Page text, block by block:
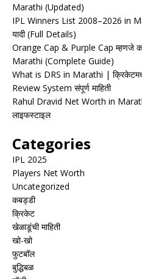
Marathi (Updated)
IPL Winners List 2008–2026 in
यादी (Full Details)
Orange Cap & Purple Cap म्हणजे
Marathi (Complete Guide)
What is DRS in Marathi |
Review System संपूर्ण माहिती
Rahul Dravid Net Worth in
लाइफस्टाइल
Categories
IPL 2025
Players Net Worth
Uncategorized
कबड्डी
क्रिकेट
खेळाडूंची माहिती
खो-खो
फुटबॉल
बुद्धिबळ